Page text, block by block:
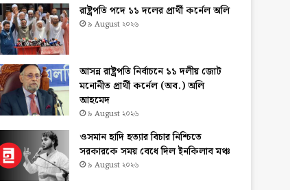
রাষ্ট্রপতি পদে ১১ দলের প্রার্থী কর্নেল অলি
৯ August ২০২৬
আসন্ন রাষ্ট্রপতি নির্বাচনে ১১ দলীয় জোট
মনোনীত প্রার্থী কর্নেল (অব.) অলি
আহমেদ
৯ August ২০২৬
ওসমান হাদি হত্যার বিচার নিশ্চিতে
সরকারকে সময় বেধে দিল ইনকিলাব মঞ্চ
৯ August ২০২৬